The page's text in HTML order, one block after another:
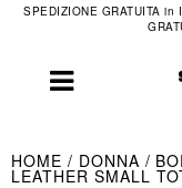
SPEDIZIONE GRATUITA
HOME DONNA
LEATHER SMALL